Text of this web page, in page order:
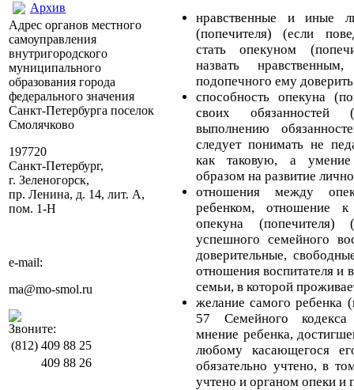
Архив
Адрес органов местного
самоуправления
внутригородского
муниципального
образования города
федерального значения
Санкт-Петербурга поселок
Смолячково
197720
Санкт-Петербург,
г. Зеленогорск,
пр. Ленина, д. 14, лит. А,
пом. 1-Н
e-mail:
ma@mo-smol.ru
Звоните:
(812) 409 88 25
409 88 26
нравственные и иные
(попечителя) (если
стать опекуном
назвать
подопечного ему
способность опекуна
своих
выполнению
следует понимать не
как таковую, а умение
образом на развитие
отношения между
ребенком, отношение
опекуна (попечителя)
успешного семейного
доверительные,
отношения воспитателя и
семьи, в которой
желание самого ребенка
57 Семейного кодекса
мнение ребенка,
любому касающегося
обязательно учтено, в
учтено и органом опеки и